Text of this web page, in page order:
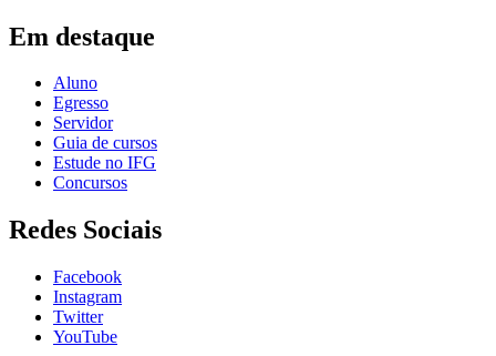
Em destaque
Aluno
Egresso
Servidor
Guia de cursos
Estude no IFG
Concursos
Redes Sociais
Facebook
Instagram
Twitter
YouTube